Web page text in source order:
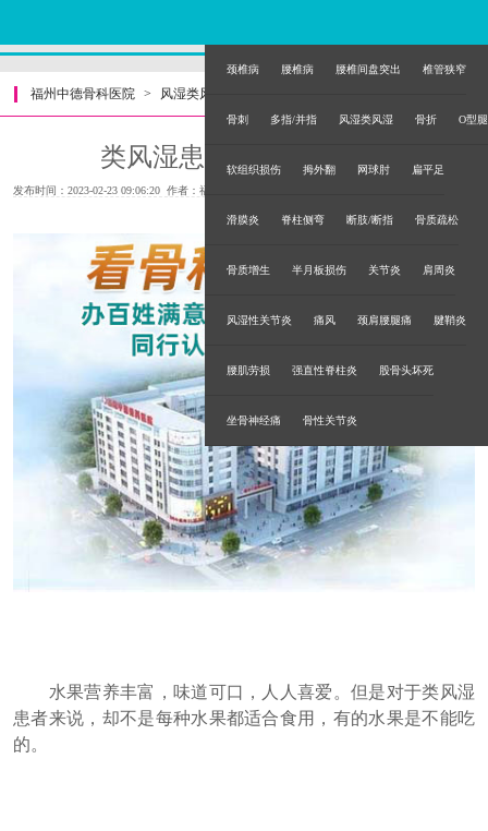
颈椎病 腰椎病 腰椎间盘突出 椎管狭窄
骨刺 多指/并指 风湿类风湿 骨折 O型腿
软组织损伤 拇外翻 网球肘 扁平足
滑膜炎 脊柱侧弯 断肢/断指 骨质疏松
骨质增生 半月板损伤 关节炎 肩周炎
风湿性关节炎 痛风 颈肩腰腿痛 腱鞘炎
腰肌劳损 强直性脊柱炎 股骨头坏死
坐骨神经痛 骨性关节炎
福州中德骨科医院 > 风湿类风湿
类风湿患者能吃水果吗？
发布时间：2023-02-23 09:06:20 作者：福州中德骨科医院
水果营养丰富，味道可口，人人喜爱。但是对于类风湿
患者来说，却不是每种水果都适合食用，有的水果是不能吃
的。